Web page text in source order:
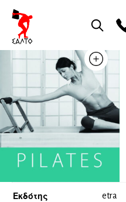
Εκδότης etra